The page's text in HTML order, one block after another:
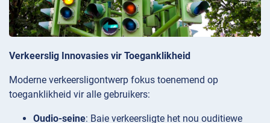
Verkeerslig Innovasies vir Toeganklikheid
Moderne verkeersligontwerp fokus toenemend op
toeganklikheid vir alle gebruikers:
Oudio-seine: Baie verkeersligte het nou ouditiewe